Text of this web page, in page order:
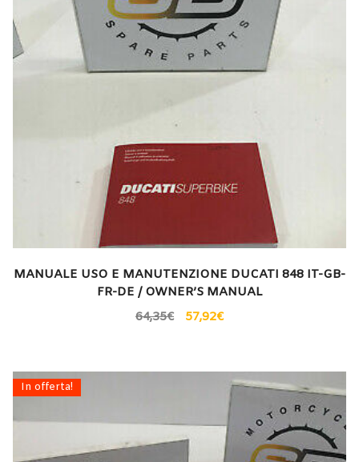
MANUALE USO E MANUTENZIONE DUCATI 848 IT-GB-
FR-DE / OWNER’S MANUAL
64,35€ 57,92€
In offerta!